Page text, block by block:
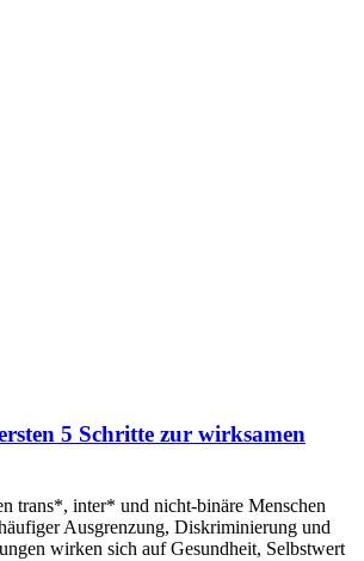
5 Schritte zur wirksamen
trans*, inter* und nicht-binäre Menschen
Ausgrenzung, Diskriminierung und
wirken sich auf Gesundheit, Selbstwert